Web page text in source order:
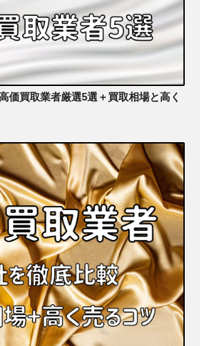
価買取業者厳選5選＋買取相場と高く